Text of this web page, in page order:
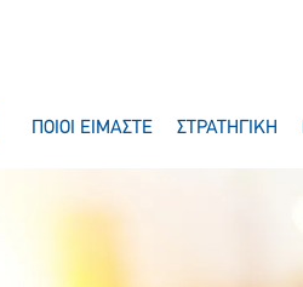
ΠΟΙΟΙ ΕΙΜΑΣΤΕ ΣΤΡΑΤΗΓΙΚΗ